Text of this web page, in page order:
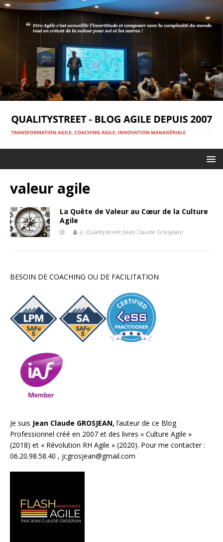
valeur agile
La Quête de Valeur au Cœur de la Culture
Agile
jc-Qualitystreet (Jean Claude Grosjean)
BESOIN DE COACHING OU DE FACILITATION
Je suis Jean Claude GROSJEAN, l’auteur de ce Blog
Professionnel créé en 2007 et des livres « Culture Agile »
(2018) et « Révolution RH Agile » (2020). Pour me contacter :
06.20.98.58.40 , jcgrosjean@gmail.com